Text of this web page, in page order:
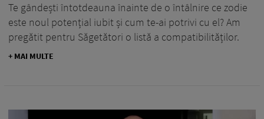
Te gândești întotdeauna înainte de o întâlnire ce zodie
este noul potențial iubit și cum te-ai potrivi cu el? Am
pregătit pentru Săgetători o listă a compatibilităților.
+ MAI MULTE